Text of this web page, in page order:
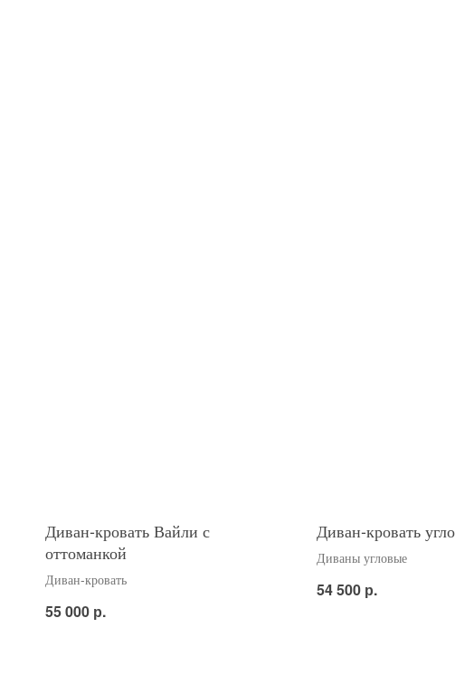
Диван-кровать Вайли с
оттоманкой
Диван-кровать
55 000 р.
Диван-кровать
Диваны угловые
54 500 р.